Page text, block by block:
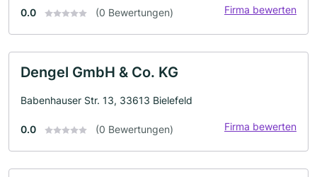
0.0 (0 Bewertungen) Firma bewerten
Dengel GmbH & Co. KG
Babenhauser Str. 13, 33613 Bielefeld
0.0 (0 Bewertungen) Firma bewerten